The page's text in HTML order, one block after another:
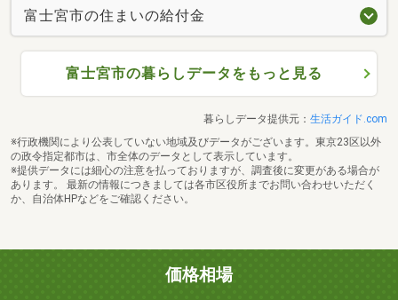
富士宮市の住まいの給付金
富士宮市の暮らしデータをもっと見る
暮らしデータ提供元： 生活ガイド.com
※行政機関により公表していない地域及びデータがございます。東京23区以外
の政令指定都市は、市全体のデータとして表示しています。
※提供データには細心の注意を払っておりますが、調査後に変更がある場合が
あります。 最新の情報につきましては各市区役所までお問い合わせいただく
か、自治体HPなどをご確認ください。
価格相場